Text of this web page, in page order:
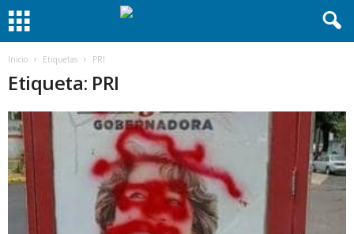
Inicio Etiquetas PRI
Etiqueta: PRI